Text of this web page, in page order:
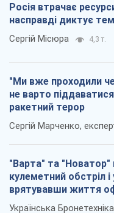
Росія втрачає
насправді диктує
Сергій Місюра 4,3 т.
"Ми вже проходили
не варто піддаватися
ракетний терор
Сергій Марченко,
"Варта" та "Новатор"
кулеметний обстріл
врятувавши життя
Українська Бронетехніка